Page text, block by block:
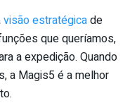
visão estratégicade
que queríamos,
a expedição. Quando
a Magis5 é a melhor